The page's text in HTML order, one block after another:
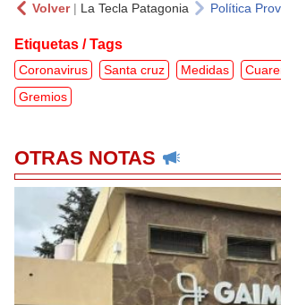
Volver| La Tecla Patagonia Política
Etiquetas / Tags
Coronavirus Santa cruz Medidas
Gremios
OTRAS NOTAS